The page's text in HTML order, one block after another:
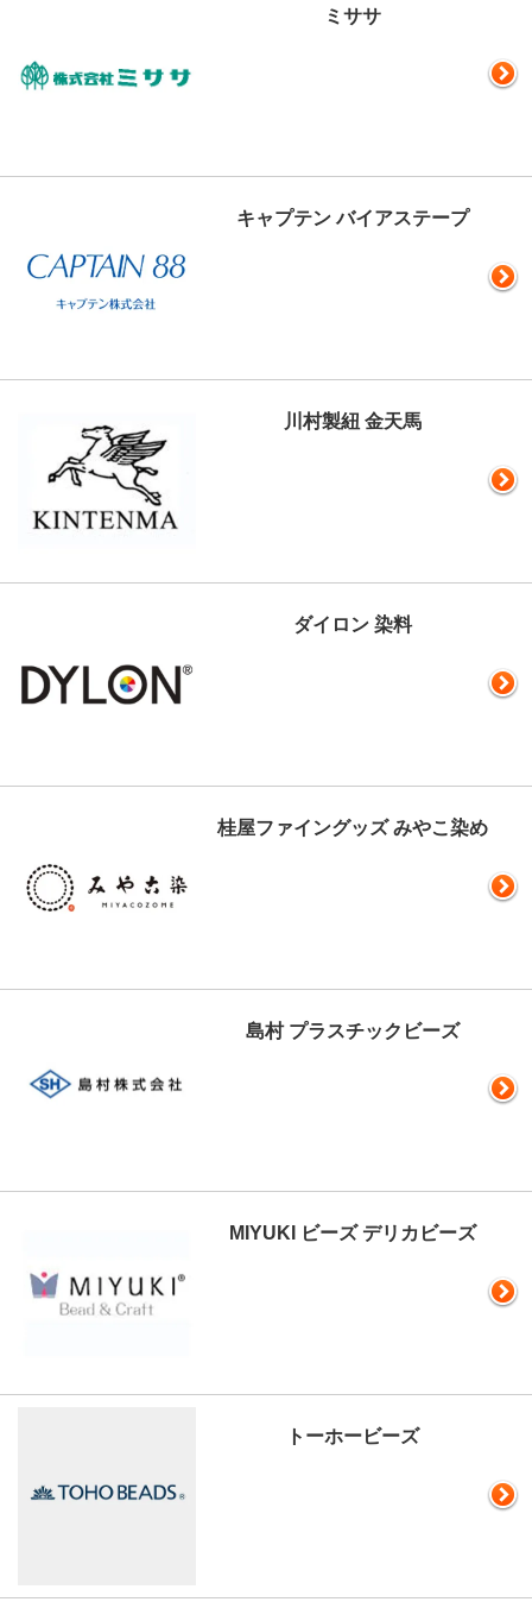
ミササ
キャプテン バイアステープ
川村製紐 金天馬
ダイロン 染料
桂屋ファイングッズ みやこ染め
島村 プラスチックビーズ
MIYUKI ビーズ デリカビーズ
トーホービーズ